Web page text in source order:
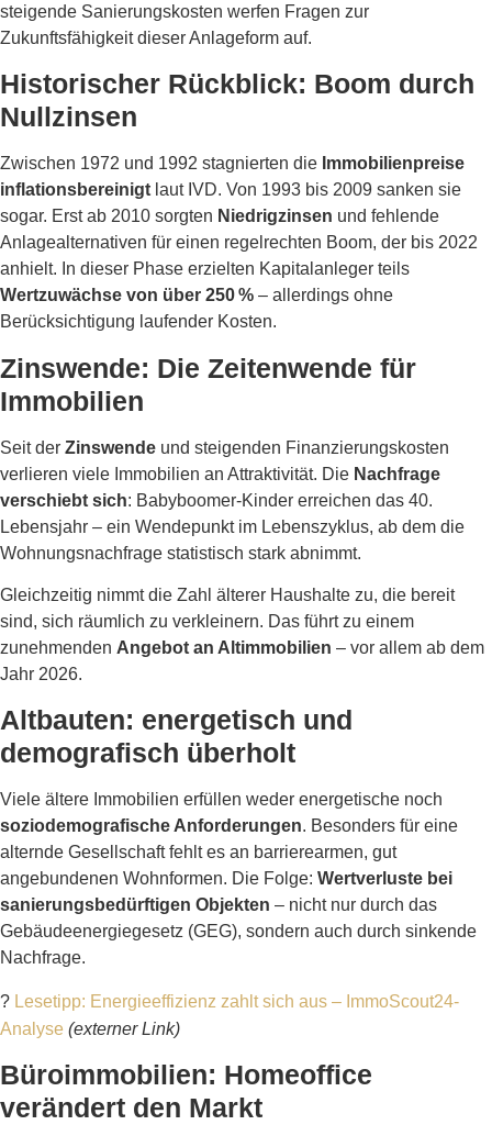
steigende Sanierungskosten werfen Fragen zur
Zukunftsfähigkeit dieser Anlageform auf.
Historischer Rückblick: Boom durch
Nullzinsen
Zwischen 1972 und 1992 stagnierten die Immobilienpreise
inflationsbereinigt laut IVD. Von 1993 bis 2009 sanken sie
sogar. Erst ab 2010 sorgten Niedrigzinsen und fehlende
Anlagealternativen für einen regelrechten Boom, der bis 2022
anhielt. In dieser Phase erzielten Kapitalanleger teils
Wertzuwächse von über 250 % – allerdings ohne
Berücksichtigung laufender Kosten.
Zinswende: Die Zeitenwende für
Immobilien
Seit der Zinswende und steigenden Finanzierungskosten
verlieren viele Immobilien an Attraktivität. Die Nachfrage
verschiebt sich: Babyboomer-Kinder erreichen das 40.
Lebensjahr – ein Wendepunkt im Lebenszyklus, ab dem die
Wohnungsnachfrage statistisch stark abnimmt.
Gleichzeitig nimmt die Zahl älterer Haushalte zu, die bereit
sind, sich räumlich zu verkleinern. Das führt zu einem
zunehmenden Angebot an Altimmobilien – vor allem ab dem
Jahr 2026.
Altbauten: energetisch und
demografisch überholt
Viele ältere Immobilien erfüllen weder energetische noch
soziodemografische Anforderungen. Besonders für eine
alternde Gesellschaft fehlt es an barrierearmen, gut
angebundenen Wohnformen. Die Folge: Wertverluste bei
sanierungsbedürftigen Objekten – nicht nur durch das
Gebäudeenergiegesetz (GEG), sondern auch durch sinkende
Nachfrage.
? Lesetipp: Energieeffizienz zahlt sich aus – ImmoScout24-
Analyse (externer Link)
Büroimmobilien: Homeoffice
verändert den Markt